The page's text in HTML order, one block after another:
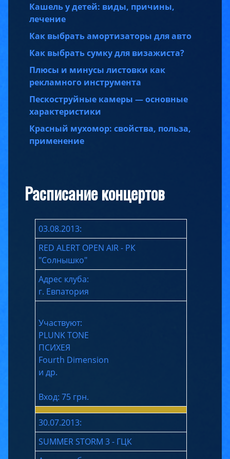
Кашель у детей: виды, причины,
лечение
Как выбрать амортизаторы для авто
Как выбрать сумку для визажиста?
Плюсы и минусы листовки как
рекламного инструмента
Пескоструйные камеры — основные
характеристики
Красный мухомор: свойства, польза,
применение
Расписание концертов
03.08.2013:
RED ALERT OPEN AIR - РК
"Солнышко"
Адрес клуба:
г. Евпатория
Участвуют:
PLUNK TONE
ПСИХЕЯ
Fourth Dimension
и др.
Вход: 75 грн.
30.07.2013:
SUMMER STORM 3 - ГЦК